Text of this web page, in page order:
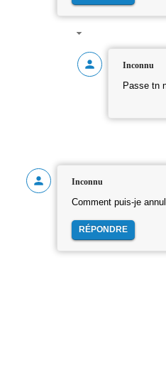
Inconnu
Passe tn
Inconnu
Comment puis-je
RÉPONDRE